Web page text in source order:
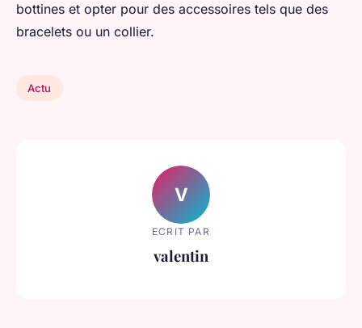
bottines et opter pour des accessoires tels que des
bracelets ou un collier.
Actu
V
ECRIT PAR
valentin